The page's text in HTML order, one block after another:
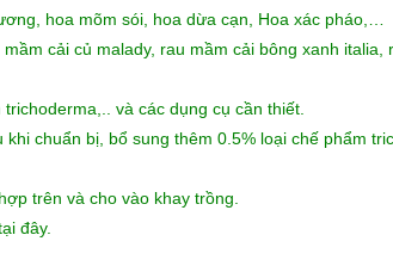
hoa mõm sói, hoa dừa cạn, Hoa xác pháo,…
cải củ malady, rau mầm cải bông xanh italia,
và các dụng cụ cần thiết.
chuẩn bị, bổ sung thêm 0.5% loại chế phẩm
trên và cho vào khay trồng.
đây.